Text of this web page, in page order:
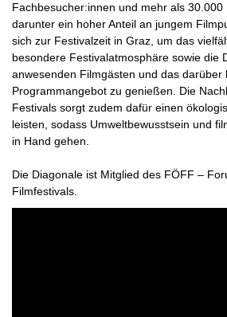
Fachbesucher:innen und mehr als 30.000
darunter ein hoher Anteil an jungem
sich zur Festivalzeit in Graz, um das
besondere Festivalatmosphäre sowie die
anwesenden Filmgästen und das darüber
Programmangebot zu genießen. Die
Festivals sorgt zudem dafür einen
leisten, sodass Umweltbewusstsein und
in Hand gehen.
Die Diagonale ist Mitglied des FÖFF –
Filmfestivals.